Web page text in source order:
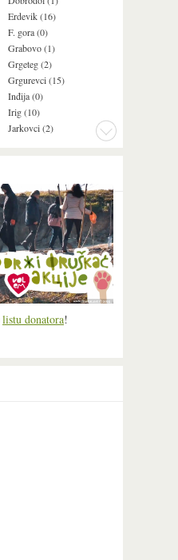
Erdevik (16)
F. gora (0)
Grabovo (1)
Grgeteg (2)
Grgurevci (15)
Inđija (0)
Irig (10)
Jarkovci (2)
listu donatora!